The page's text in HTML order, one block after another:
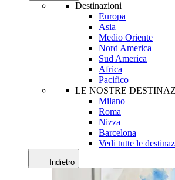
Destinazioni
Europa
Asia
Medio Oriente
Nord America
Sud America
Africa
Pacifico
LE NOSTRE
Milano
Roma
Nizza
Barcelona
Vedi tutte le
Indietro